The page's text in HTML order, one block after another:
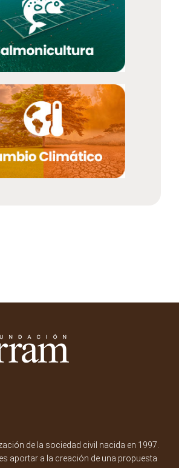
de la sociedad civil nacida en 1997.
aportar a la creación de una propuesta